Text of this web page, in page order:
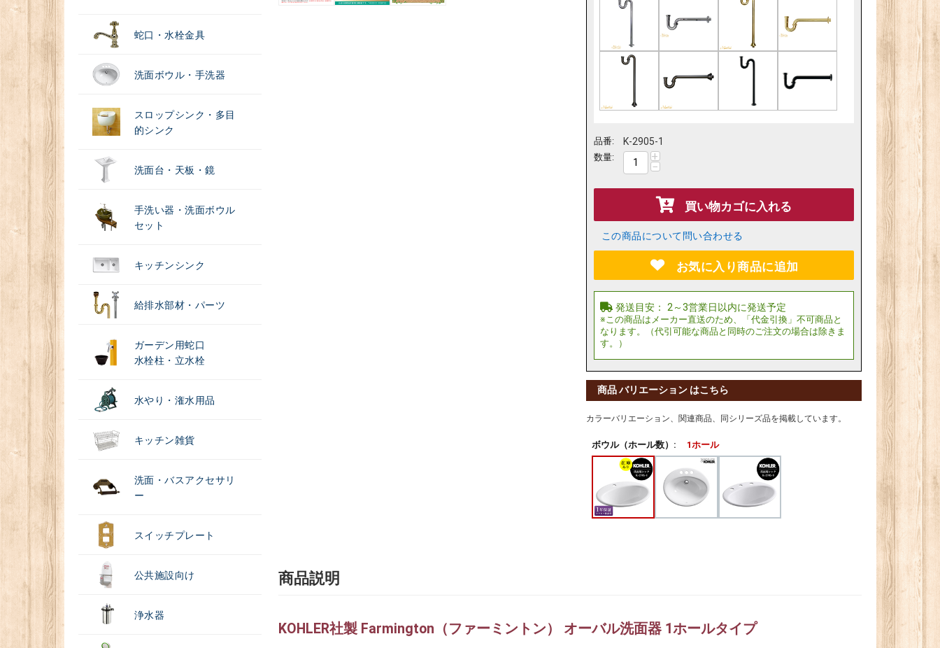
蛇口・水栓金具
洗面ボウル・手洗器
スロップシンク・多目
的シンク
洗面台・天板・鏡
手洗い器・洗面ボウル
セット
キッチンシンク
給排水部材・パーツ
ガーデン用蛇口
水栓柱・立水栓
水やり・潅水用品
キッチン雑貨
洗面・バスアクセサリ
ー
スイッチプレート
公共施設向け
浄水器
品番: K-2905-1
数量: +
−
買い物カゴに入れる
この商品について問い合わせる
お気に入り商品に追加
商品 バリエーション はこちら
カラーバリエーション、関連商品、同シリーズ品を掲載しています。
ボウル（ホール数）: 1ホール
商品説明
KOHLER社製 Farmington（ファーミントン） オーバル洗面器 1ホールタイプ